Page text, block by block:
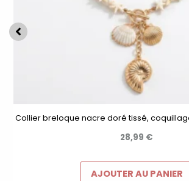
Collier breloque nacre doré tissé,
28,99 €
AJOUTER AU PANIER